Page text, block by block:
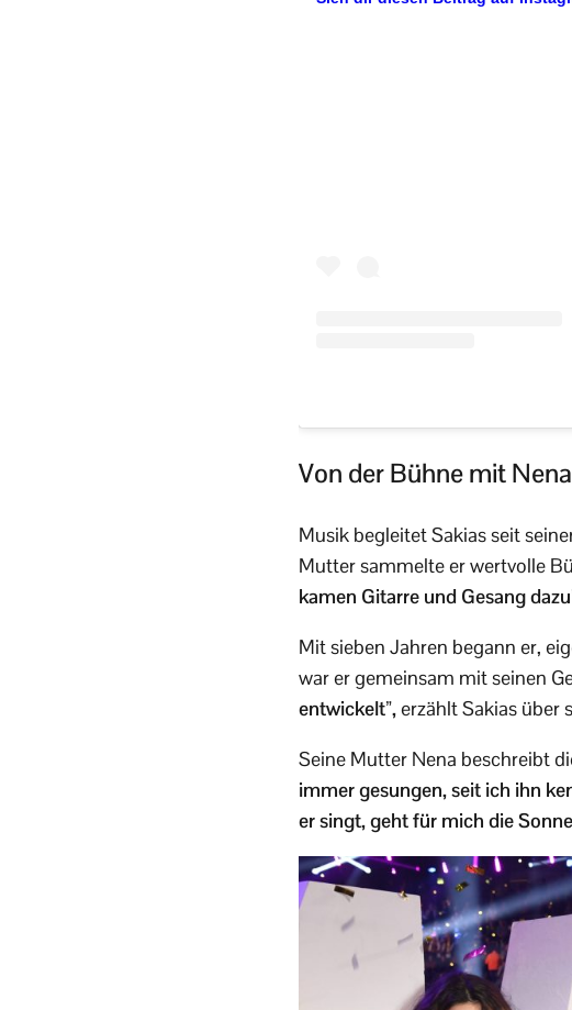
Von der Bühne mit
Musik begleitet Sakias seit
Mutter sammelte er wertvolle
kamen Gitarre und Gesang
Mit sieben Jahren begann er,
war er gemeinsam mit seinen
entwickelt”,erzählt Sakias über
Seine Mutter Nena beschreibt
immer gesungen, seit ich ihn
er singt, geht für mich die